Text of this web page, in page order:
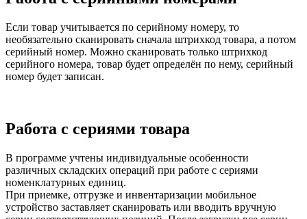
Если товар учитывается по серийному номеру, то
необязательно сканировать сначала штрихкод товара, а потом
серийный номер. Можно сканировать только штрихкод
серийного номера, товар будет определён по нему, серийный
номер будет записан.
Работа с сериями товара
В программе учтены индивидуальные особенности
различных складских операций при работе с сериями
номенклатурных единиц.
При приемке, отгрузке и инвентаризации мобильное
устройство заставляет сканировать или вводить вручную